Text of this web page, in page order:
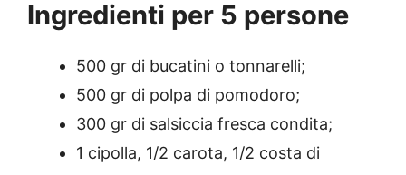
Ingredienti per 5 persone
500 gr di bucatini o tonnarelli;
500 gr di polpa di pomodoro;
300 gr di salsiccia fresca condita;
1 cipolla, 1/2 carota, 1/2 costa di